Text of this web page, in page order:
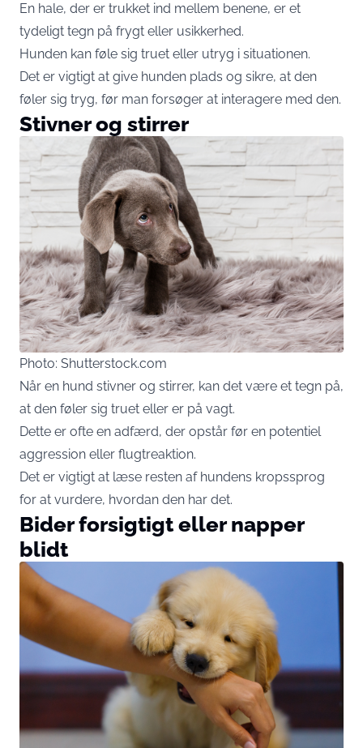
En hale, der er trukket ind mellem benene, er et
tydeligt tegn på frygt eller usikkerhed.
Hunden kan føle sig truet eller utryg i situationen.
Det er vigtigt at give hunden plads og sikre, at den
føler sig tryg, før man forsøger at interagere med den.
Stivner og stirrer
Photo: Shutterstock.com
Når en hund stivner og stirrer, kan det være et tegn på,
at den føler sig truet eller er på vagt.
Dette er ofte en adfærd, der opstår før en potentiel
aggression eller flugtreaktion.
Det er vigtigt at læse resten af hundens kropssprog
for at vurdere, hvordan den har det.
Bider forsigtigt eller napper
blidt